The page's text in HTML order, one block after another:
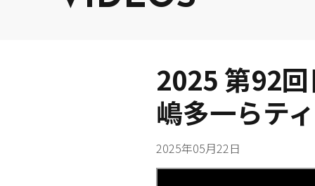
2025 第92
嶋多一らテ
2025年05月22日